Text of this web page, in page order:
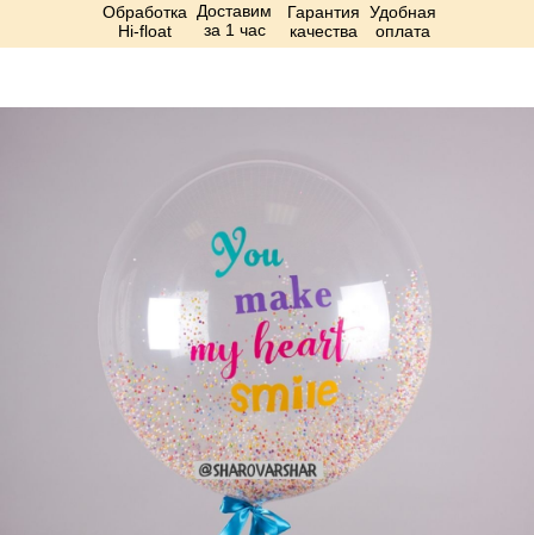
Обработка
Hi-float
Доставим
за 1 час
Гарантия
качества
Удобная
оплата